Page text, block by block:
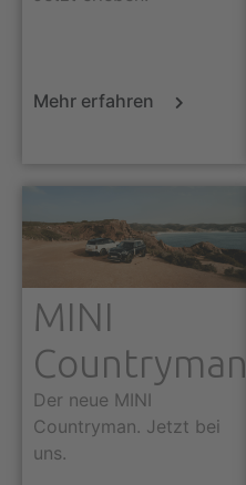
Mehr erfahren
MINI
Countryman
Der neue MINI
Countryman. Jetzt bei
uns.